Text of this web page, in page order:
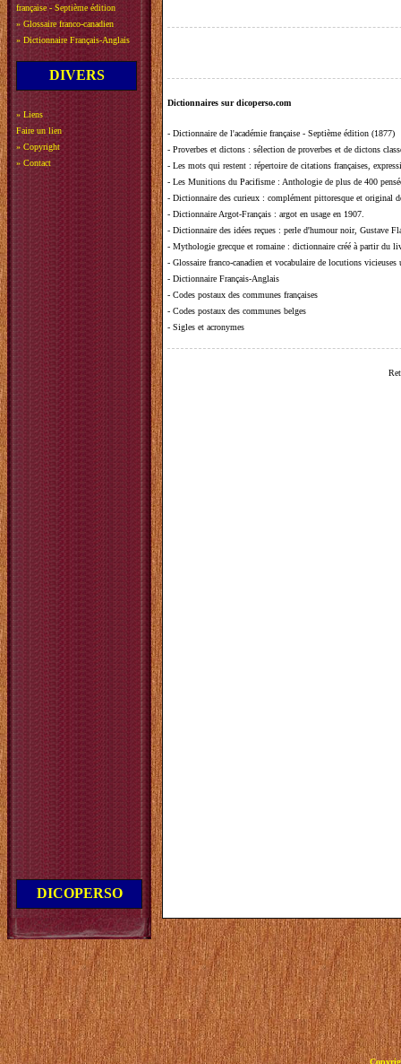
française - Septième édition
» Glossaire franco-canadien
» Dictionnaire Français-Anglais
DIVERS
» Liens
Faire un lien
» Copyright
» Contact
DICOPERSO
Dictionnaires sur dicoperso.com
- Dictionnaire de l'académie française - Septième édition (1877)
- Proverbes et dictons : sélection de proverbes et de dictons
- Les mots qui restent : répertoire de citations françaises,
- Les Munitions du Pacifisme : Anthologie de plus de 400
- Dictionnaire des curieux : complément pittoresque et original
- Dictionnaire Argot-Français : argot en usage en 1907.
- Dictionnaire des idées reçues : perle d'humour noir, Gustave
- Mythologie grecque et romaine : dictionnaire créé à partir du
- Glossaire franco-canadien et vocabulaire de locutions vicieuses
- Dictionnaire Français-Anglais
- Codes postaux des communes françaises
- Codes postaux des communes belges
- Sigles et acronymes